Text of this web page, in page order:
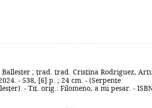
Ballester ; trad. trad. Cristina Rodriguez,
- 538, [6] p. ; 24 cm. - (Serpente
- Tit. orig.: Filomeno, a mi pesar. -